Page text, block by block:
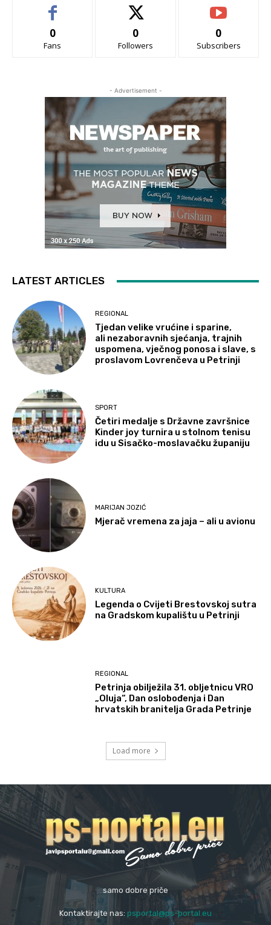
0
Fans
0
Followers
0
Subscribers
- Advertisement -
LATEST ARTICLES
REGIONAL
Tjedan velike vrućine i sparine,
ali nezaboravnih sjećanja, trajnih
uspomena, vječnog ponosa i slave, s
proslavom Lovrenčeva u Petrinji
SPORT
Četiri medalje s Državne završnice
Kinder joy turnira u stolnom tenisu
idu u Sisačko-moslavačku županiju
MARIJAN JOZIĆ
Mjerač vremena za jaja – ali u avionu
KULTURA
Legenda o Cvijeti Brestovskoj sutra
na Gradskom kupalištu u Petrinji
REGIONAL
Petrinja obilježila 31. obljetnicu VRO
„Oluja“, Dan oslobođenja i Dan
hrvatskih branitelja Grada Petrinje
Load more
samo dobre priče
Kontaktirajte nas: psportal@ps-portal.eu